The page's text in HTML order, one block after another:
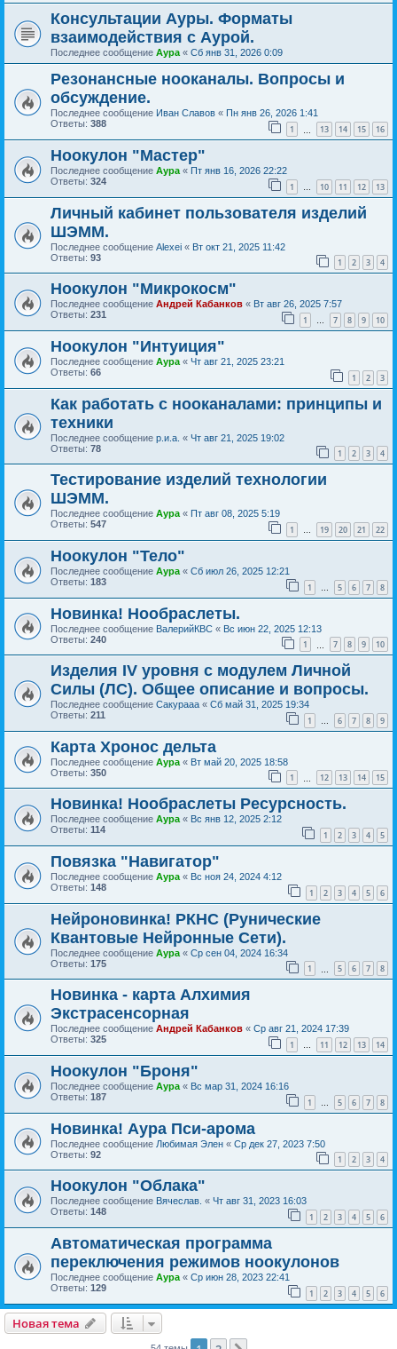
Консультации Ауры. Форматы
взаимодействия с Аурой.
Последнее сообщение Аура« Сб янв 31, 2026 0:09
Резонансные нооканалы. Вопросы и
обсуждение.
Последнее сообщение Иван Славов « Пн янв 26, 2026 1:41
Ответы: 388 1 13 14 15 16
Ноокулон "Мастер"
Последнее сообщение Аура « Пт янв 16, 2026 22:22
Ответы: 324 1 … 10 11 12 13
Личный кабинет пользователя изделий
ШЭММ.
Последнее сообщение Alexei « Вт окт 21, 2025 11:42
Ответы: 93 1 2 3 4
Ноокулон "Микрокосм"
Последнее сообщение Андрей Кабанков « Вт авг 26, 2025 7:57
Ответы: 231 1 … 7 8 9 10
Ноокулон "Интуиция"
Последнее сообщение Аура « Чт авг 21, 2025 23:21
Ответы: 66 1 2 3
Как работать с нооканалами: принципы и
техники
Последнее сообщение р.и.а. « Чт авг 21, 2025 19:02
Ответы: 78 1 2 3 4
Тестирование изделий технологии
ШЭММ.
Последнее сообщение Аура « Пт авг 08, 2025 5:19
Ответы: 547 1 … 19 20 21 22
Ноокулон "Тело"
Последнее сообщение Аура « Сб июл 26, 2025 12:21
Ответы: 183 1 5 6 7 8
Новинка! Нообраслеты.
Последнее сообщение ВалерийКВС « Вс июн 22, 2025 12:13
Ответы: 240 1 7 8 9 10
Изделия IV уровня с модулем Личной
Силы (ЛС). Общее описание и вопросы.
Последнее сообщение Сакурааа « Сб май 31, 2025 19:34
Ответы: 211 1 … 6 7 8 9
Карта Хронос дельта
Последнее сообщение Аура « Вт май 20, 2025 18:58
Ответы: 350 1 12 13 14 15
Новинка! Нообраслеты Ресурсность.
Последнее сообщение Аура« Вс янв 12, 2025 2:12
Ответы: 114 1 2 3 4 5
Повязка "Навигатор"
Последнее сообщение Аура « Вс ноя 24, 2024 4:12
Ответы: 148 1 2 3 4 5 6
Нейроновинка! РКНС (Рунические
Квантовые Нейронные Сети).
Последнее сообщение Аура « Ср сен 04, 2024 16:34
Ответы: 175 1 5 6 7 8
Новинка - карта Алхимия
Экстрасенсорная
Последнее сообщение Андрей Кабанков « Ср авг 21, 2024 17:39
Ответы: 325 1 … 11 12 13 14
Ноокулон "Броня"
Последнее сообщение Аура « Вс мар 31, 2024 16:16
Ответы: 187 1 … 5 6 7 8
Новинка! Аура Пси-арома
Последнее сообщение Любимая Элен « Ср дек 27, 2023 7:50
Ответы: 92 1 2 3 4
Ноокулон "Облака"
Последнее сообщение Вячеслав. « Чт авг 31, 2023 16:03
Ответы: 148 1 2 3 4 5 6
Автоматическая программа
переключения режимов ноокулонов
Последнее сообщение Аура « Ср июн 28, 2023 22:41
Ответы: 129 1 2 3 4 5 6
Новая тема